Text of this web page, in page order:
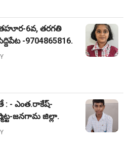
6వ, తరగతి
-9704865816.
: - ఎంత.రాకేష్-
జనగామ జిల్లా.